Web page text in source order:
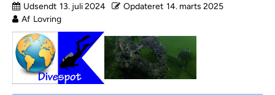
Udsendt 13. juli 2024 Opdateret 14. marts 2025
Af Lovring